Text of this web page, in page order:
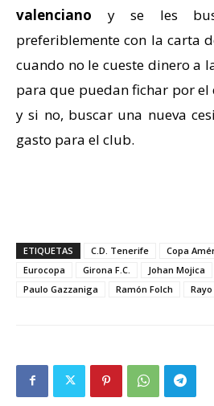
valenciano y se les
preferiblemente con la carta
cuando no le cueste dinero a
para que puedan fichar por
y si no, buscar una nueva
gasto para el club.
ETIQUETAS C.D. Tenerife Copa
Eurocopa
Girona F.C. Johan Mojica
Paulo Gazzaniga
Ramón Folch